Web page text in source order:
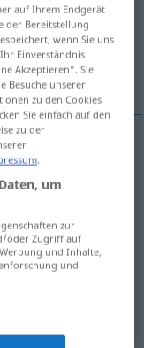
antippen)
(mit
)
で [de])
auf Ihrem Endgerät
der Bereitstellung
wenn Sie uns
Einverständnis
Akzeptieren“. Sie
Besuche unserer
zu den Cookies
Sie einfach auf den
zu der
.
um
zur
oder Zugriff auf
und Inhalte,
und